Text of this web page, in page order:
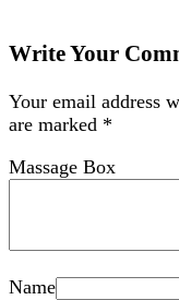
Write Your
Your email address
are marked *
Massage Box
Name